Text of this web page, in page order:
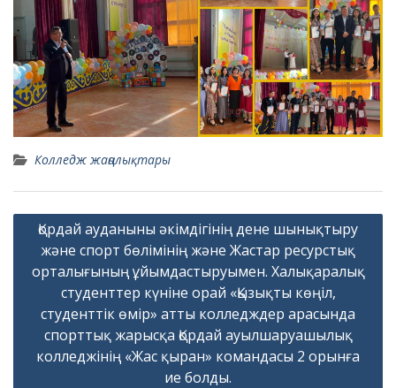
Колледж жаңалықтары
Навигация
записям
Қордай ауданыны әкімдігінің дене шынықтыру
және спорт бөлімінің және Жастар ресурстық
орталығының ұйымдастыруымен. Халықаралық
студенттер күніне орай «Қызықты көңіл,
студенттік өмір» атты колледждер арасында
спорттық жарысқа Қордай ауылшаруашылық
колледжінің «Жас қыран» командасы 2 орынға
ие болды.